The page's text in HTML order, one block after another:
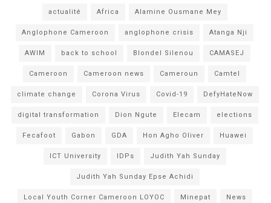
actualité Africa Alamine Ousmane Mey
Anglophone Cameroon anglophone crisis Atanga Nji
AWIM back to school Blondel Silenou CAMASEJ
Cameroon Cameroon news Cameroun Camtel
climate change Corona Virus Covid-19 DefyHateNow
digital transformation Dion Ngute Elecam elections
Fecafoot Gabon GDA Hon Agho Oliver Huawei
ICT University IDPs Judith Yah Sunday
Judith Yah Sunday Epse Achidi
Local Youth Corner Cameroon LOYOC Minepat News